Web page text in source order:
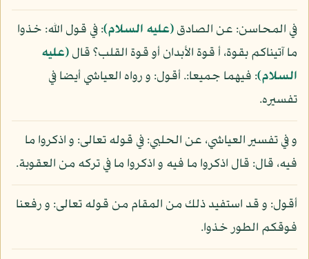
في المحاسن: عن الصادق(عليه السلام): في قول الله: خذوا
ما آتيناكم بقوة، أ قوة الأبدان أو قوة القلب؟ قال(عليه
السلام): فيهما جميعا:. أقول: و رواه العياشي أيضا في
تفسيره.
و في تفسير العياشي، عن الحلبي: في قوله تعالى: و اذكروا ما
فيه، قال: قال اذكروا ما فيه و اذكروا ما في تركه من العقوبة.
أقول: و قد استفيد ذلك من المقام من قوله تعالى: و رفعنا
فوقكم الطور خذوا.